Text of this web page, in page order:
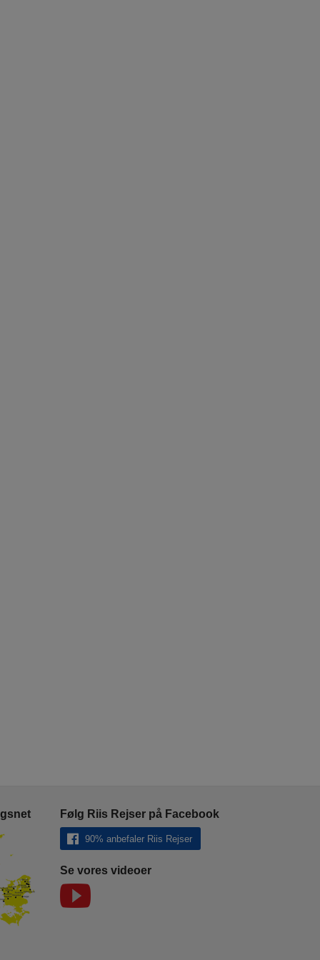
Følg Riis Rejser på Facebook
90% anbefaler Riis Rejser
Se vores videoer